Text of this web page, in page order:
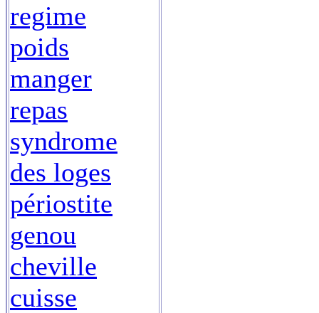
regime
poids
manger
repas
syndrome
des loges
périostite
genou
cheville
cuisse